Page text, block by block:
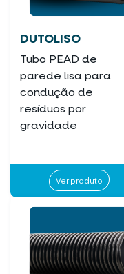
DUTOLISO
Tubo PEAD de
parede lisa para
condução de
resíduos por
gravidade
Ver produto